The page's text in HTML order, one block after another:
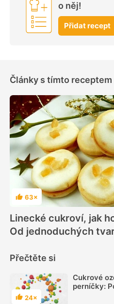
o něj!
Přidat recept
Články s tímto receptem
Hodnocení
63×
Linecké cukroví, jak
Od jednoduchých
Přečtěte si
Hodnocení
24×
Cukrové
perníčky: